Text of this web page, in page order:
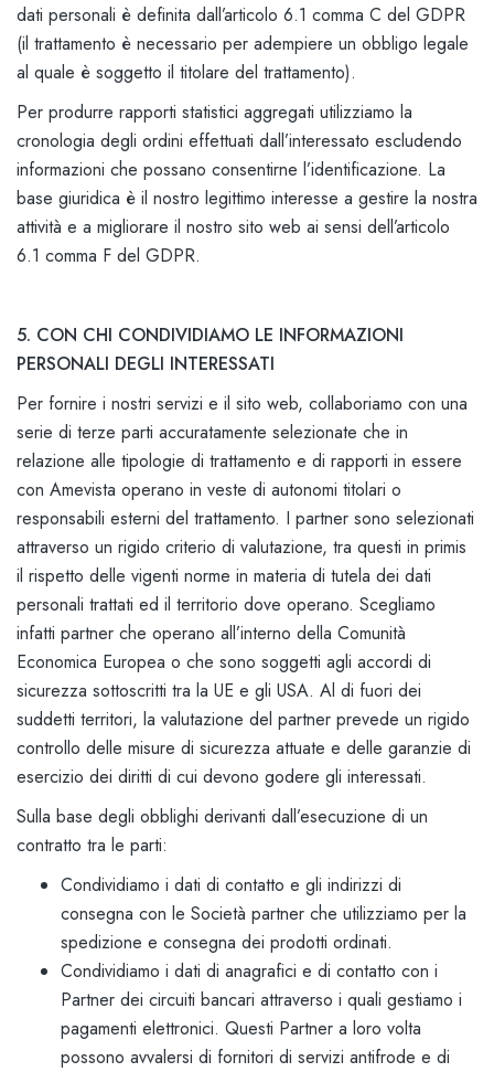
dati personali è definita dall’articolo 6.1 comma C del GDPR
(il trattamento è necessario per adempiere un obbligo legale
al quale è soggetto il titolare del trattamento).
Per produrre rapporti statistici aggregati utilizziamo la
cronologia degli ordini effettuati dall’interessato escludendo
informazioni che possano consentirne l’identificazione. La
base giuridica è il nostro legittimo interesse a gestire la nostra
attività e a migliorare il nostro sito web ai sensi dell’articolo
6.1 comma F del GDPR.
5. CON CHI CONDIVIDIAMO LE INFORMAZIONI
PERSONALI DEGLI INTERESSATI
Per fornire i nostri servizi e il sito web, collaboriamo con una
serie di terze parti accuratamente selezionate che in
relazione alle tipologie di trattamento e di rapporti in essere
con Amevista operano in veste di autonomi titolari o
responsabili esterni del trattamento. I partner sono selezionati
attraverso un rigido criterio di valutazione, tra questi in primis
il rispetto delle vigenti norme in materia di tutela dei dati
personali trattati ed il territorio dove operano. Scegliamo
infatti partner che operano all’interno della Comunità
Economica Europea o che sono soggetti agli accordi di
sicurezza sottoscritti tra la UE e gli USA. Al di fuori dei
suddetti territori, la valutazione del partner prevede un rigido
controllo delle misure di sicurezza attuate e delle garanzie di
esercizio dei diritti di cui devono godere gli interessati.
Sulla base degli obblighi derivanti dall’esecuzione di un
contratto tra le parti:
Condividiamo i dati di contatto e gli indirizzi di
consegna con le Società partner che utilizziamo per la
spedizione e consegna dei prodotti ordinati.
Condividiamo i dati di anagrafici e di contatto con i
Partner dei circuiti bancari attraverso i quali gestiamo i
pagamenti elettronici. Questi Partner a loro volta
possono avvalersi di fornitori di servizi antifrode e di